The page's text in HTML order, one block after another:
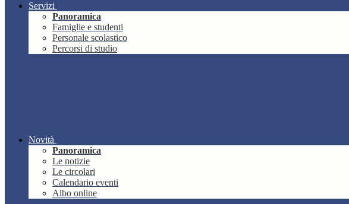
Servizi
Panoramica
Famiglie e studenti
Personale scolastico
Percorsi di studio
Novità
Panoramica
Le notizie
Le circolari
Calendario eventi
Albo online